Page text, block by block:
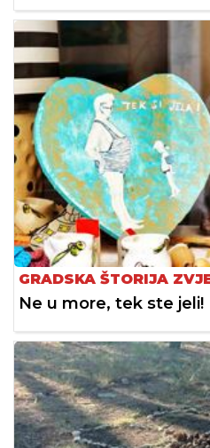
GRADSKA ŠTORIJA
Ne u more, tek ste jeli!